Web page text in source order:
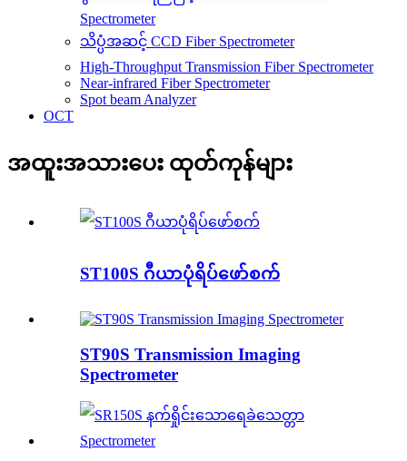
Spectrometer
သိပ္ပံအဆင့် CCD Fiber Spectrometer
High-Throughput Transmission Fiber Spectrometer
Near-infrared Fiber Spectrometer
Spot beam Analyzer
OCT
အထူးအသားပေး ထုတ်ကုန်များ
ST100S ဂီယာပုံရိပ်ဖော်စက်
ST90S Transmission Imaging
Spectrometer